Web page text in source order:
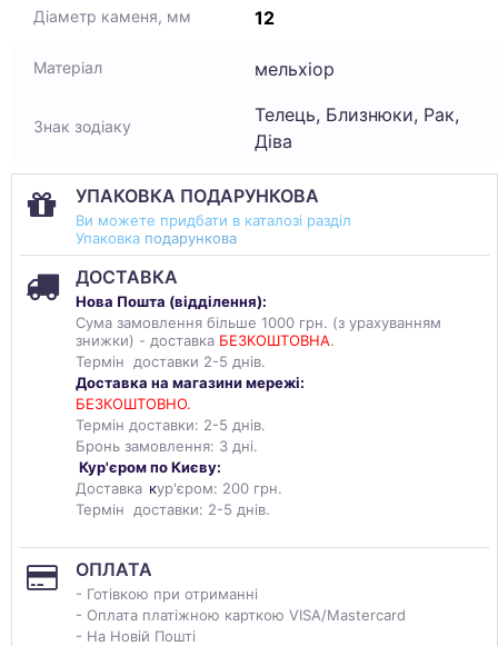
Діаметр каменя, мм 12
Матеріал мельхіор
Знак зодіаку
Телець, Близнюки, Рак,
Діва
УПАКОВКА ПОДАРУНКОВА
Ви можете придбати в каталозі разділ
Упаковка подарункова
ДОСТАВКА
Нова Пошта (відділення):
Сума замовлення більше 1000 грн. (з урахуванням
знижки) - доставка БЕЗКОШТОВНА.
Термін доставки 2-5 днів.
Доставка на магазини мережі:
БЕЗКОШТОВНО.
Термін доставки: 2-5 днів.
Бронь замовлення: 3 дні.
Кур'єром по Києву:
Доставка кур'єром: 200 грн.
Термін доставки: 2-5 днів.
ОПЛАТА
- Готівкою при отриманні
- Оплата платіжною карткою VISA/Mastercard
- На Новій Пошті